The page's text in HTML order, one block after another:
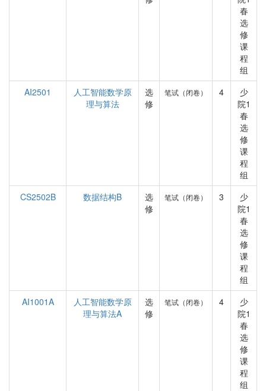
春
选
修
课
程
组
AI2501
人工智能数学原
理与算法
选
修
笔试（闭卷） 4
少
院1
春
选
修
课
程
组
CS2502B
数据结构B
选
修
笔试（闭卷） 3
少
院1
春
选
修
课
程
组
AI1001A
人工智能数学原
理与算法A
选
修
笔试（闭卷） 4
少
院1
春
选
修
课
程
组